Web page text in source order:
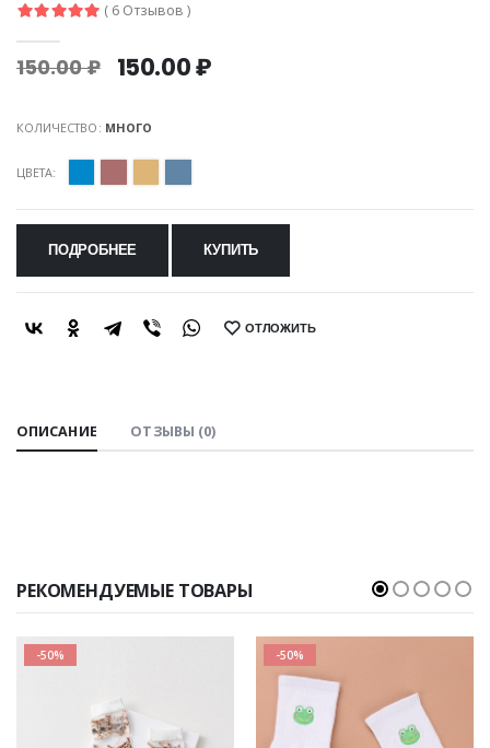
( 6 Отзывов )
150.00 ₽ 150.00 ₽
КОЛИЧЕСТВО: МНОГО
ЦВЕТА:
ПОДРОБНЕЕ КУПИТЬ
SHARE: ОТЛОЖИТЬ
ОПИСАНИЕ ОТЗЫВЫ (0)
РЕКОМЕНДУЕМЫЕ ТОВАРЫ
-50% -50%